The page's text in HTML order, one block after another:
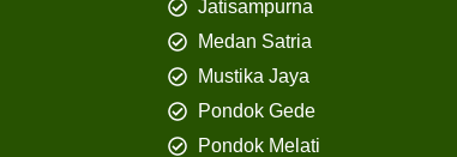
Jatisampurna
Medan Satria
Mustika Jaya
Pondok Gede
Pondok Melati